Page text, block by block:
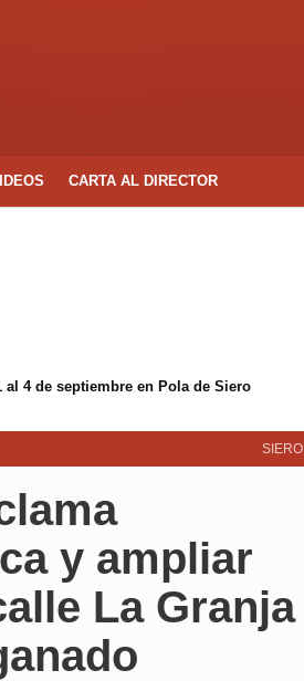
CARTA AL DIRECTOR
4 de septiembre en Pola de Siero
SIERO
y ampliar
La Granja